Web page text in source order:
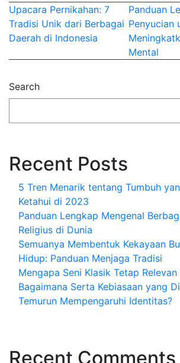
Post
navigation
Upacara Pernikahan: 7
Tradisi Unik dari Berbagai
Daerah di Indonesia
Panduan
Penyucian
Mental
Search
Recent Posts
5 Tren Menarik tentang Tumbuh
Ketahui di 2023
Panduan Lengkap Mengenal
Religius di Dunia
Semuanya Membentuk Kekayaan
Hidup: Panduan Menjaga Tradisi
Mengapa Seni Klasik Tetap
Bagaimana Serta Kebiasaan yang
Temurun Mempengaruhi Identitas?
Recent Comments